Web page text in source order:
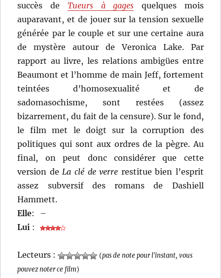
succès de Tueurs à gages quelques mois
auparavant, et de jouer sur la tension sexuelle
générée par le couple et sur une certaine aura
de mystère autour de Veronica Lake. Par
rapport au livre, les relations ambigües entre
Beaumont et l’homme de main Jeff, fortement
teintées d’homosexualité et de
sadomasochisme, sont restées (assez
bizarrement, du fait de la censure). Sur le fond,
le film met le doigt sur la corruption des
politiques qui sont aux ordres de la pègre. Au
final, on peut donc considérer que cette
version deLa clé de verre restitue bien l’esprit
assez subversif des romans de Dashiell
Hammett.
Elle:
–
Lui :
Lecteurs : (pas de note pour l'instant, vous
pouvez noter ce film)